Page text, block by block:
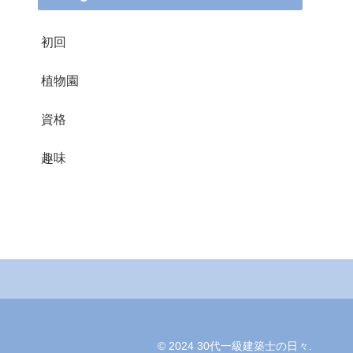
初回
植物園
資格
趣味
© 2024 30代一級建築士の日々.